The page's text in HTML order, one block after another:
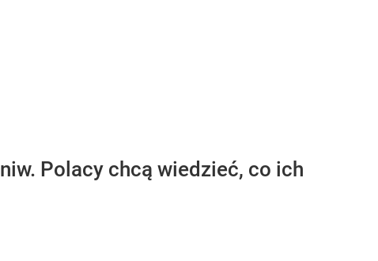
Polacy chcą wiedzieć, co ich